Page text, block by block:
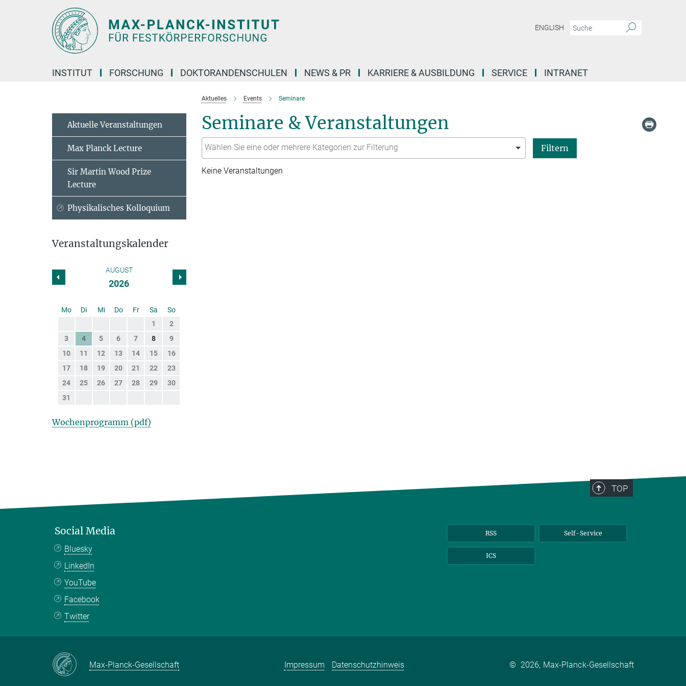
ENGLISH
INSTITUT FORSCHUNG DOKTORANDENSCHULEN NEWS & PR KARRIERE & AUSBILDUNG SERVICE INTRANET
Aktuelles Events Seminare
Seminare & Veranstaltungen
Keine Veranstaltungen
Aktuelle Veranstaltungen
Max Planck Lecture
Sir Martin Wood Prize
Lecture
Physikalisches Kolloquium
Veranstaltungskalender
AUGUST
2026
Mo Di Mi Do Fr Sa
So
1
2
3
4 5 6 7 8
9
10
11 12 13 14 15
16
17
18 19 20 21 22
23
24
25 26 27 28 29
30
31
Wochenprogramm (pdf)
TOP
Social Media
Bluesky
LinkedIn
YouTube
Facebook
Twitter
RSS Self-Service
ICS
Max-Planck-Gesellschaft Impressum Datenschutzhinweis © 2026, Max-Planck-Gesellschaft